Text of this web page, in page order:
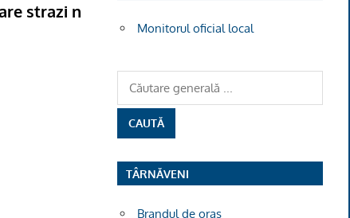
strazi n
Monitorul oficial local
TÂRNĂVENI
Brandul de oras